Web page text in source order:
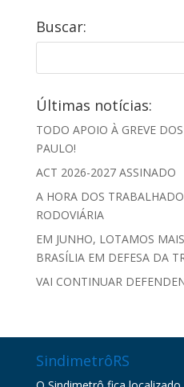
Buscar:
Últimas notícias:
TODO APOIO À GREVE
PAULO!
ACT 2026-2027 ASSINADO
A HORA DOS
RODOVIÁRIA
EM JUNHO, LOTAMOS
BRASÍLIA EM DEFESA DA
VAI CONTINUAR
SindimetrôRS